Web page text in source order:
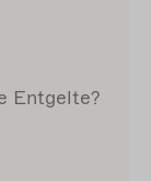
Entgelte?